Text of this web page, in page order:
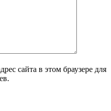
сайта в этом браузере для